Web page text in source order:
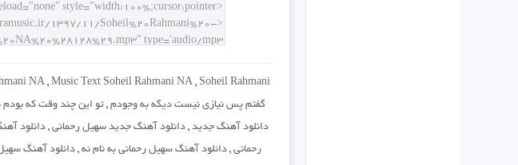
NA, Music Text Soheil Rahmani NA, Soheil Rahmani
گفتم پس نیازى نیست دیگه به وجودم, تو این چند وقت که بودم
دانلود آهنگ جدید, دانلود آهنگ جدید سهیل رحمانی, دانلود
رحمانی ,دانلود آهنگ سهیل رحمانی به نام نه ,دانلود آهنگ